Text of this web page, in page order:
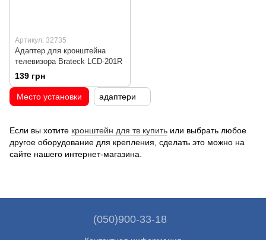
Артикул: 32735
Адаптер для кронштейна
телевизора Brateck LCD-201R
139 грн
Если вы хотите кронштейн для тв купить или выбрать любое
другое оборудование для крепления, сделать это можно на
сайте нашего интернет-магазина.
Место установки адаптери
(050)900-33-18